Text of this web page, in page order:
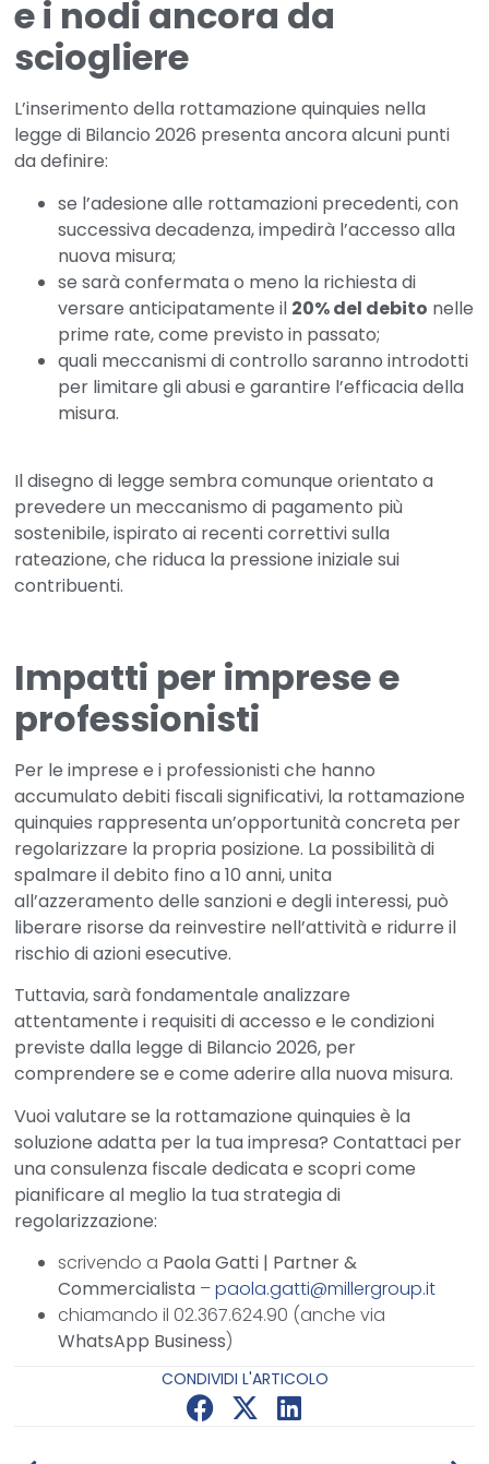
e i nodi ancora da
sciogliere
L’inserimento della rottamazione quinquies nella
legge di Bilancio 2026 presenta ancora alcuni punti
da definire:
se l’adesione alle rottamazioni precedenti, con
successiva decadenza, impedirà l’accesso alla
nuova misura;
se sarà confermata o meno la richiesta di
versare anticipatamente il 20% del debito nelle
prime rate, come previsto in passato;
quali meccanismi di controllo saranno introdotti
per limitare gli abusi e garantire l’efficacia della
misura.
Il disegno di legge sembra comunque orientato a
prevedere un meccanismo di pagamento più
sostenibile, ispirato ai recenti correttivi sulla
rateazione, che riduca la pressione iniziale sui
contribuenti.
Impatti per imprese e
professionisti
Per le imprese e i professionisti che hanno
accumulato debiti fiscali significativi, la rottamazione
quinquies rappresenta un’opportunità concreta per
regolarizzare la propria posizione. La possibilità di
spalmare il debito fino a 10 anni, unita
all’azzeramento delle sanzioni e degli interessi, può
liberare risorse da reinvestire nell’attività e ridurre il
rischio di azioni esecutive.
Tuttavia, sarà fondamentale analizzare
attentamente i requisiti di accesso e le condizioni
previste dalla legge di Bilancio 2026, per
comprendere se e come aderire alla nuova misura.
Vuoi valutare se la rottamazione quinquies è la
soluzione adatta per la tua impresa? Contattaci per
una consulenza fiscale dedicata e scopri come
pianificare al meglio la tua strategia di
regolarizzazione:
scrivendo a Paola Gatti | Partner &
Commercialista –paola.gatti@millergroup.it
chiamando il 02.367.624.90 (anche via
WhatsApp Business)
CONDIVIDI L'ARTICOLO